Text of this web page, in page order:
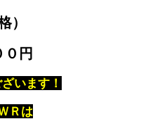
）
０円
います！
Ｒは